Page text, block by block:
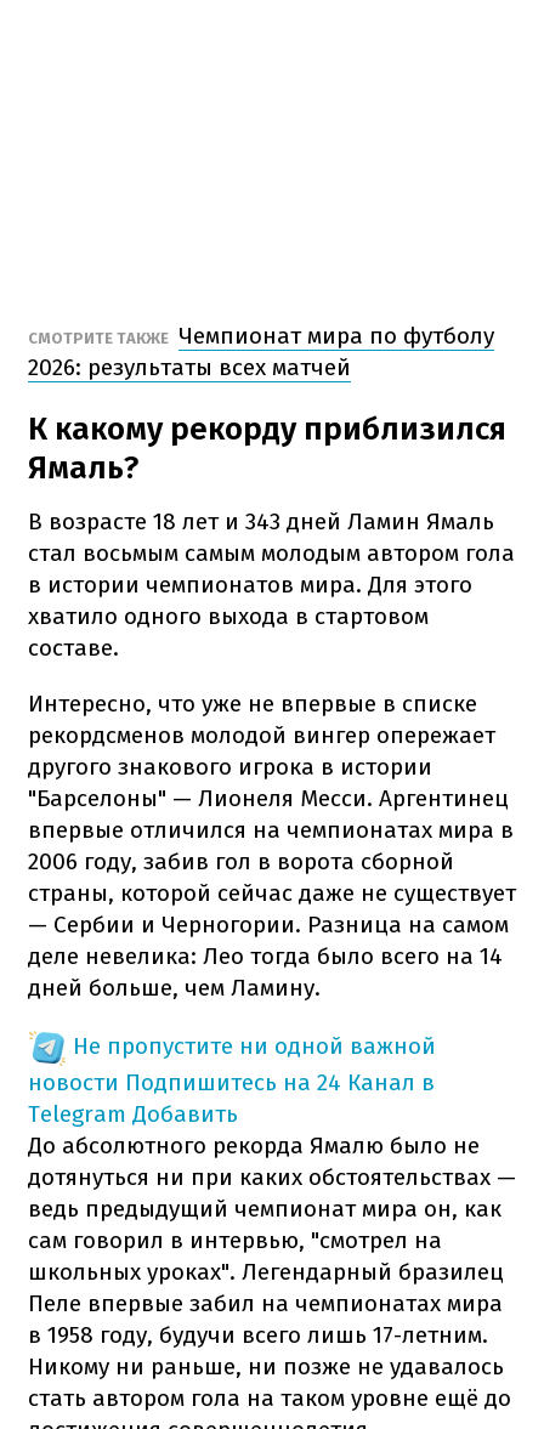
СМОТРИТЕ ТАКЖЕ Чемпионат мира по футболу
2026: результаты всех матчей
К какому рекорду приблизился
Ямаль?
В возрасте 18 лет и 343 дней Ламин Ямаль
стал восьмым самым молодым автором гола
в истории чемпионатов мира. Для этого
хватило одного выхода в стартовом
составе.
Интересно, что уже не впервые в списке
рекордсменов молодой вингер опережает
другого знакового игрока в истории
"Барселоны" — Лионеля Месси. Аргентинец
впервые отличился на чемпионатах мира в
2006 году, забив гол в ворота сборной
страны, которой сейчас даже не существует
— Сербии и Черногории. Разница на самом
деле невелика: Лео тогда было всего на 14
дней больше, чем Ламину.
Не пропустите ни одной важной
новости Подпишитесь на 24 Канал в
Telegram Добавить
До абсолютного рекорда Ямалю было не
дотянуться ни при каких обстоятельствах —
ведь предыдущий чемпионат мира он, как
сам говорил в интервью, "смотрел на
школьных уроках". Легендарный бразилец
Пеле впервые забил на чемпионатах мира
в 1958 году, будучи всего лишь 17-летним.
Никому ни раньше, ни позже не удавалось
стать автором гола на таком уровне ещё до